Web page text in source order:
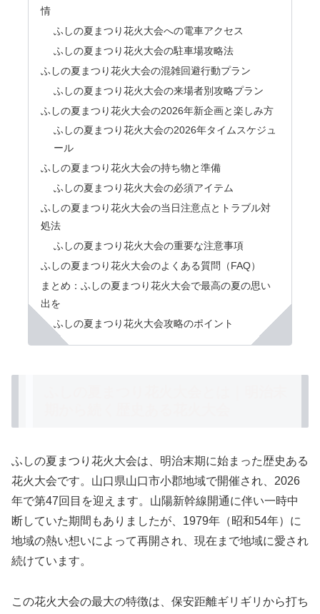
情
ふしの夏まつり花火大会への電車アクセス
ふしの夏まつり花火大会の駐車場攻略法
ふしの夏まつり花火大会の混雑回避行動プラン
ふしの夏まつり花火大会の来場者別攻略プラン
ふしの夏まつり花火大会の2026年新企画と楽しみ方
ふしの夏まつり花火大会の2026年タイムスケジュ
ール
ふしの夏まつり花火大会の持ち物と準備
ふしの夏まつり花火大会の必須アイテム
ふしの夏まつり花火大会の当日注意点とトラブル対
処法
ふしの夏まつり花火大会の重要な注意事項
ふしの夏まつり花火大会のよくある質問（FAQ）
まとめ：ふしの夏まつり花火大会で最高の夏の思い
出を
ふしの夏まつり花火大会攻略のポイント
ふしの夏まつり花火大会は、 明治末期に始まった歴史ある
花火大会です。山口県山口市小郡地域で開催され、2026
年で第47回目を迎えます。山陽新幹線開通に伴い一時中
断していた期間もありましたが、1979年（昭和54年）に
地域の熱い想いによって再開され、現在まで地域に愛され
続けています。
この花火大会の最大の特徴は、 保安距離ギリギリから打ち